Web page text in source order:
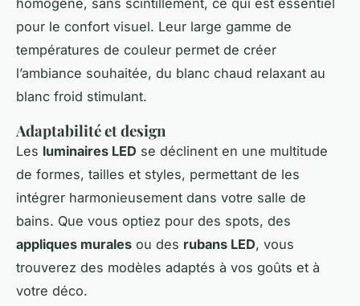
pour le confort visuel. Leur large gamme de
températures de couleur permet de créer
l’ambiance souhaitée, du blanc chaud relaxant au
blanc froid stimulant.
Adaptabilité et design
Les luminaires LED se déclinent en une multitude
de formes, tailles et styles, permettant de les
intégrer harmonieusement dans votre salle de
bains. Que vous optiez pour des spots, des
appliques murales ou des rubans LED, vous
trouverez des modèles adaptés à vos goûts et à
votre déco.